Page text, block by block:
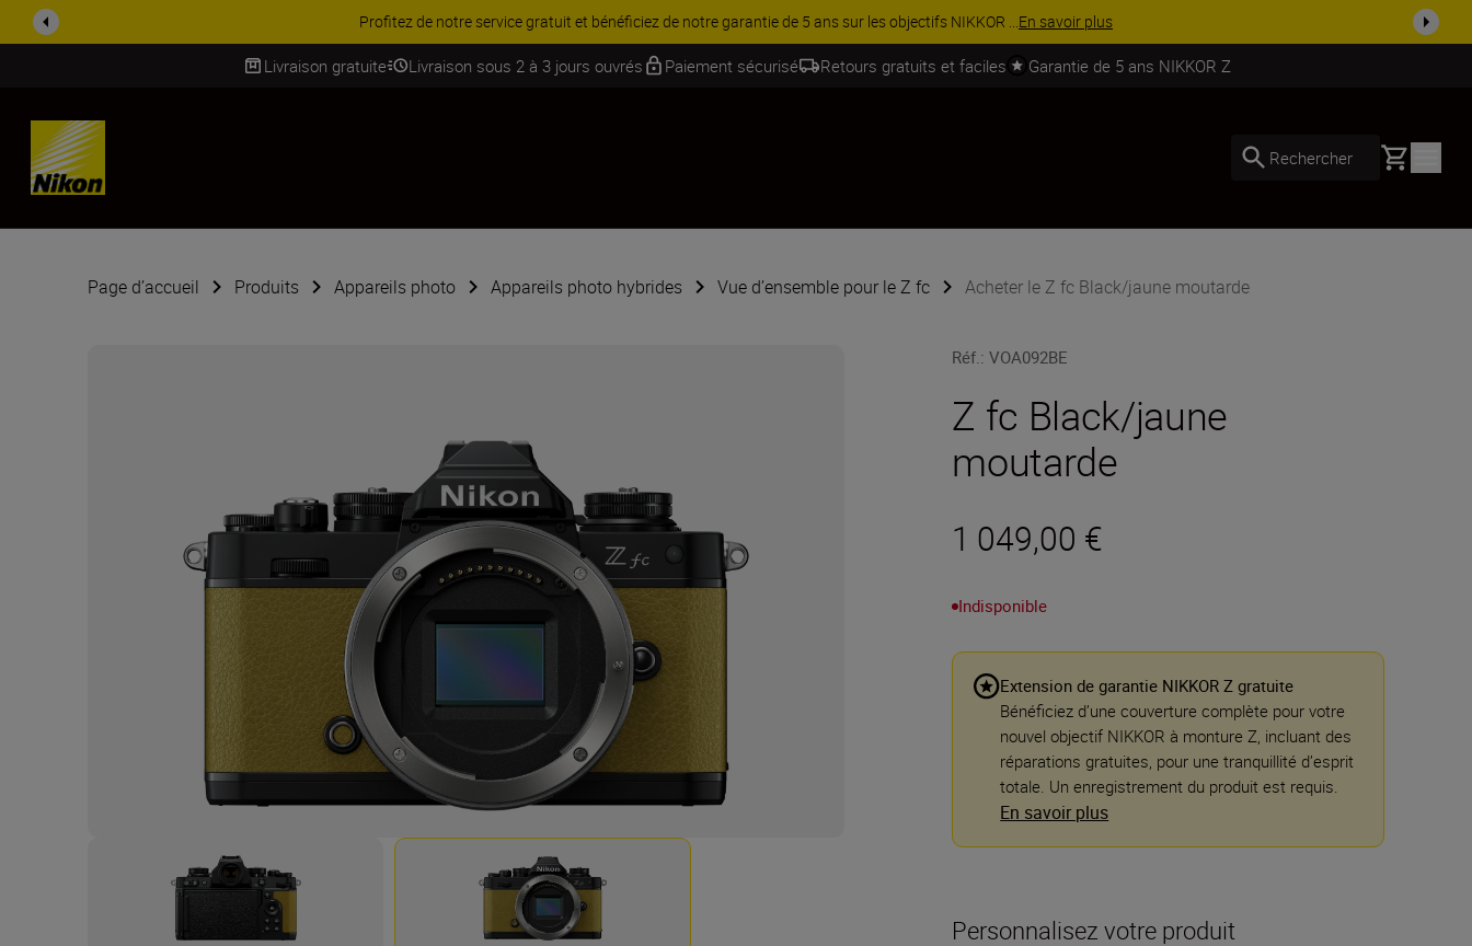
PROMOTION ACCESSOIRES | Équipez-vous davantage et économisez 15 % sur une sélection d’accessoires.Acheter maintenant
Livraison gratuite Livraison sous 2 à 3 jours ouvrés Paiement sécurisé Retours gratuits et faciles Garantie de 5 ans NIKKOR Z
SKIP
Rechercher Basket
Page d’accueil Produits Appareils photo Appareils photo hybrides Vue d’ensemble pour le Z fc Acheter le Z fc Black/jaune moutarde
Réf.:VOA092BE
Z fc Black/jaune
moutarde
1 049,00 €
Indisponible
Extension de garantie NIKKOR Z gratuite
Bénéficiez d’une couverture complète pour votre
nouvel objectif NIKKOR à monture Z, incluant des
réparations gratuites, pour une tranquillité d’esprit
totale. Un enregistrement du produit est requis.
En savoir plus
Personnalisez votre produit